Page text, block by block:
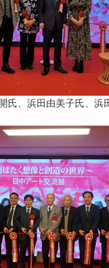
、浜田由美子氏、浜